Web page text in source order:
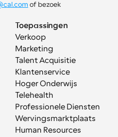
Toepassingen
Verkoop
Marketing
Talent Acquisitie
Klantenservice
Hoger Onderwijs
Telehealth
Professionele Diensten
Wervingsmarktplaats
Human Resources